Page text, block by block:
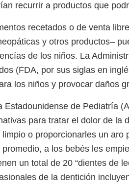
recurrir a productos que
recetados o de venta
y otros productos–
de los niños. La
(FDA, por sus siglas en
los niños y provocar daños
Estadounidense de Pediatría
para tratar el dolor de la
o proporcionarles un
promedio, a los bebés les
un total de 20 “dientes de
de la dentición